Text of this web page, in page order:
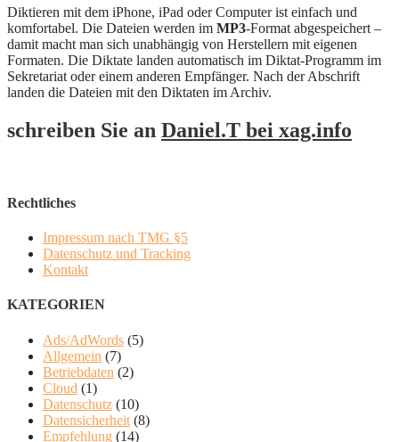
Diktieren mit dem iPhone, iPad oder Computer ist einfach und
komfortabel. Die Dateien werden im MP3-Format abgespeichert –
damit macht man sich unabhängig von Herstellern mit eigenen
Formaten. Die Diktate landen automatisch im Diktat-Programm im
Sekretariat oder einem anderen Empfänger. Nach der Abschrift
landen die Dateien mit den Diktaten im Archiv.
schreiben Sie an Daniel.T bei xag.info
Rechtliches
Impressum nach TMG §5
Datenschutz und Tracking
Kontakt
KATEGORIEN
Ads/AdWords (5)
Allgemein (7)
Betriebdaten (2)
Cloud (1)
Datenschutz (10)
Datensicherheit (8)
Empfehlung (14)